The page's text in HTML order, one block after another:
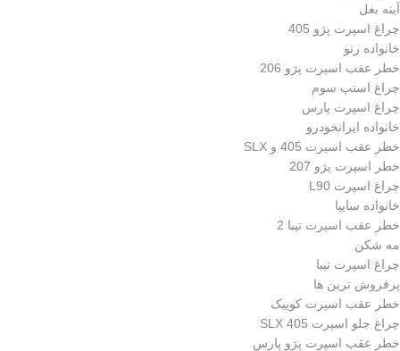
آینه بغل
چراغ اسپرت پژو 405
خانواده رنو
خطر عقب اسپرت پژو 206
چراغ استپ سوم
چراغ اسپرت پارس
خانواده ایرانخودرو
خطر عقب اسپرت 405 و SLX
خطر اسپرت پژو 207
چراغ اسپرت L90
خانواده سایپا
خطر عقب اسپرت تیبا 2
مه شکن
چراغ اسپرت تیبا
پرفروش ترین ها
خطر عقب اسپرت کوییک
چراغ جلو اسپرت 405 SLX
خطر عقب اسپرت پژو پارس